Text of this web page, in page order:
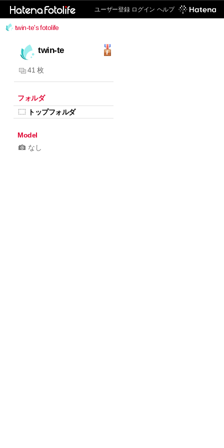
ユーザー登録 ログイン ヘルプ
twin-te's fotolife
twin-te
41 枚
フォルダ
トップフォルダ
Model
なし